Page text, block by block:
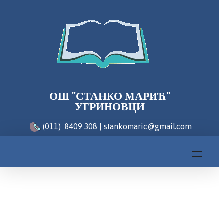
ОШ "СТАНКО МАРИЋ"
УГРИНОВЦИ
(011) 8409 308 | stankomaric@gmail.com